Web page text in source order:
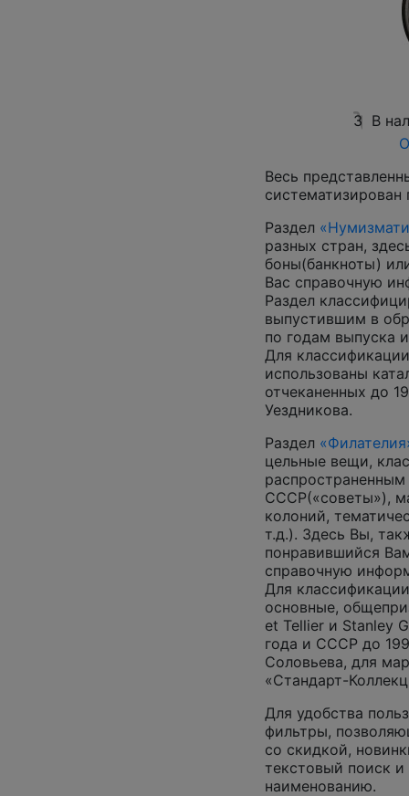
3 В
Весь
систематизирован
Раздел
разных стран,
боны(банкноты)
Вас справочную
Раздел
выпустившим в
по годам выпуска
Для
использованы
отчеканенных до
Уездникова.
Раздел
цельные вещи,
СССР(«советы»),
колоний,
т.д.). Здесь Вы,
понравившийся
справочную
Для
основные,
et Tellier и Stanley
года и СССР до
Соловьева, для
«Стандарт-
Для удобства
фильтры,
со скидкой,
текстовый поиск
наименованию.